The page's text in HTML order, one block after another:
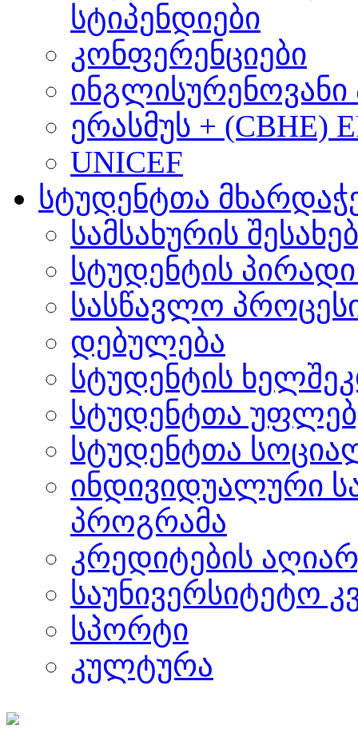
სტიპენდიები
კონფერენციები
ერასმუს + (CBHE)
UNICEF
სტუდენტთა
სამსახურის შესახებ
სტუდენტის
სასწავლო
დებულება
სტუდენტის
სტუდენტთა
სტუდენტთა
ინდივიდუალური
პროგრამა
კრედიტების
საუნივერსიტეტო
სპორტი
კულტურა